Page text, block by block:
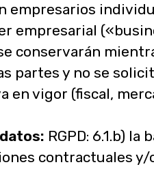
empresarios
empresarial
conservarán
partes y no se
en vigor (fiscal,
RGPD: 6.1.b)
contractuales